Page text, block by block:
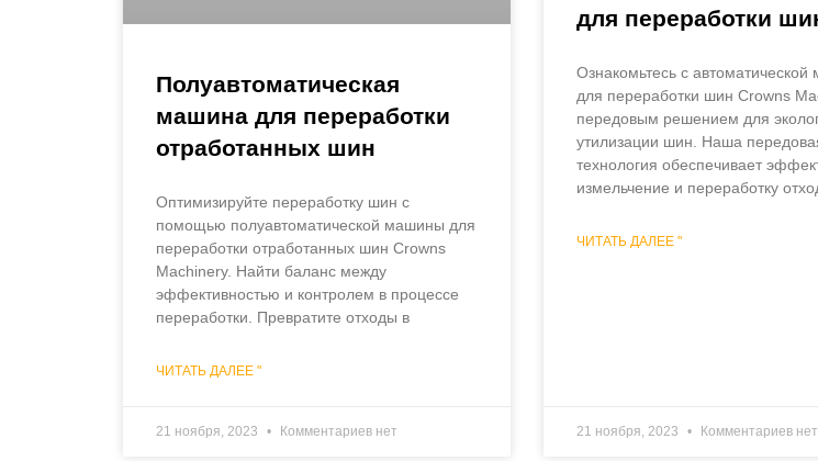
Полуавтоматическая
машина для переработки
отработанных шин
Оптимизируйте переработку шин с
помощью полуавтоматической машины для
переработки отработанных шин Crowns
Machinery. Найти баланс между
эффективностью и контролем в процессе
переработки. Превратите отходы в
ЧИТАТЬ ДАЛЕЕ "
21 ноября, 2023 Комментариев нет
для переработки
Ознакомьтесь с
для переработки шин Crowns
передовым решением для
утилизации шин. Наша
технология обеспечивает
измельчение и переработку
ЧИТАТЬ ДАЛЕЕ "
21 ноября, 2023 Комментариев нет